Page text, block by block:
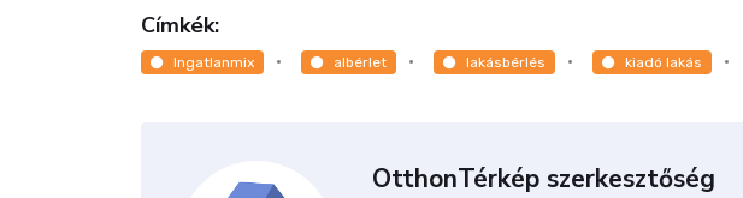
Címkék:
Ingatlanmix albérlet lakásbérlés kiadó lakás
OtthonTérkép szerkesztőség